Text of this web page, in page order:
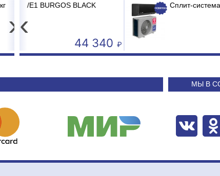
Картридж мех.очистки ITA PP-10 1-я ступень
›
Сплит-система ABASK ABK-07 BRG/
‹
МЫ В